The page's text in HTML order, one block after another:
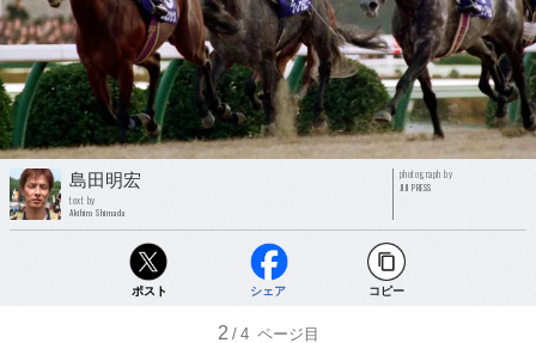
島田明宏
text by
Akihiro Shimada
photograph by
JIJI PRESS
ポスト シェア コピー
2 /4 ページ目